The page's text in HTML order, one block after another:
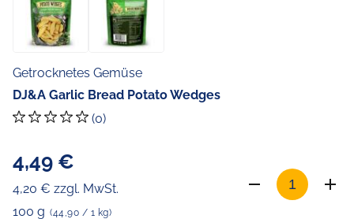
Getrocknetes Gemüse
DJ&A Garlic Bread Potato Wedges
(0)
4,49 €
4,20 € zzgl. MwSt.
100 g (44,90 / 1 kg)